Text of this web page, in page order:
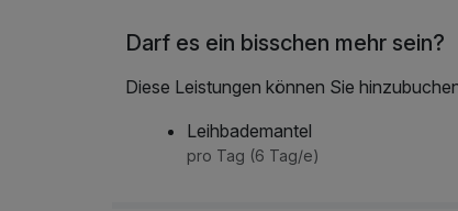
Darf es ein bisschen mehr sein?
Diese Leistungen können Sie
Leihbademantel
pro Tag (6 Tag/e)